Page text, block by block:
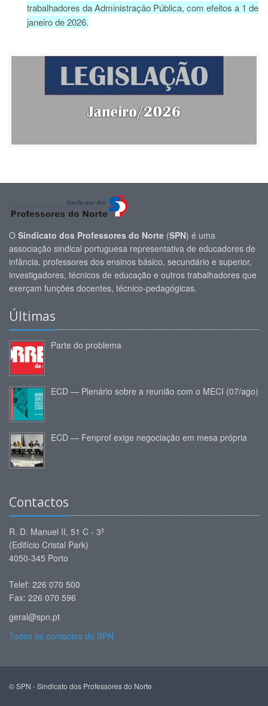
trabalhadores da Administração Pública, com efeitos a 1 de
janeiro de 2026.
O Sindicato dos Professores do Norte (SPN) é uma
associação sindical portuguesa representativa de educadores de
infância, professores dos ensinos básico, secundário e superior,
investigadores, técnicos de educação e outros trabalhadores que
exerçam funções docentes, técnico-pedagógicas.
Últimas
Parte do problema
ECD — Plenário sobre a reunião com o MECI (07/ago)
ECD — Fenprof exige negociação em mesa própria
Contactos
R. D. Manuel II, 51 C - 3º
(Edifício Cristal Park)
4050-345 Porto
Telef: 226 070 500
Fax: 226 070 596
geral@spn.pt
Todos os contactos do SPN
© SPN - Sindicato dos Professores do Norte